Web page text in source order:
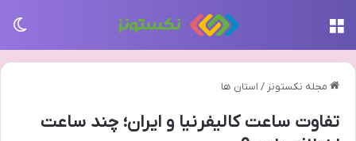
مجله نکستونز / استان ها
تفاوت ساعت کالیفرنیا و ایران؛ چند ساعت